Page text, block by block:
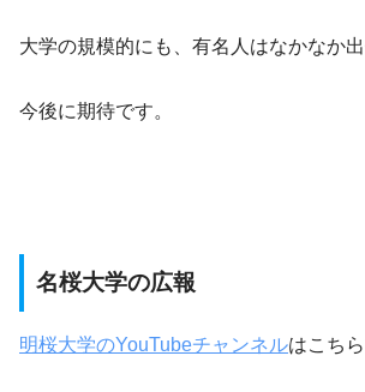
大学の規模的にも、有名人はなかなか出
今後に期待です。
名桜大学の広報
明桜大学のYouTubeチャンネルはこちら